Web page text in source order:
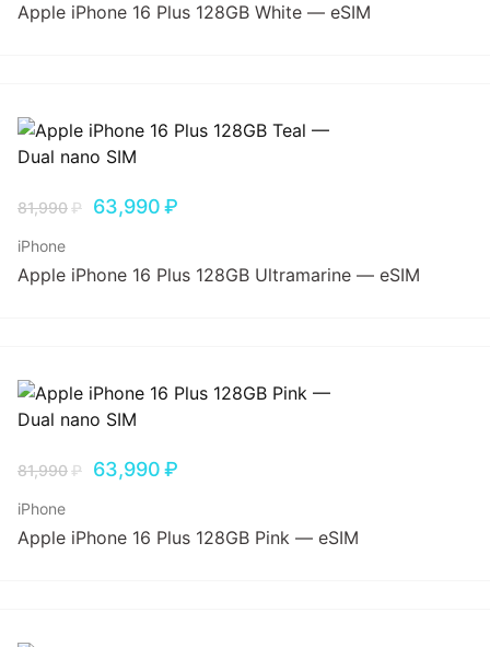
Apple iPhone 16 Plus 128GB White — eSIM
81,990₽ 63,990₽
iPhone
Apple iPhone 16 Plus 128GB Ultramarine — eSIM
81,990₽ 63,990₽
iPhone
Apple iPhone 16 Plus 128GB Pink — eSIM